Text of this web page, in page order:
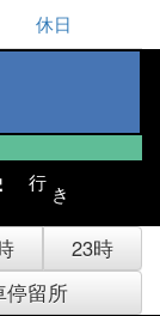
休日
行 き
23時
停留所